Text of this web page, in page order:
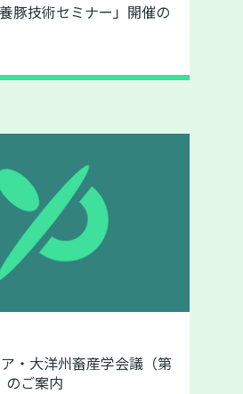
養豚技術セミナー」開催の
・大洋州畜産学会議（第
のご案内